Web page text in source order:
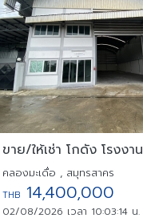
คลองมะเดื่อ , สมุทรสาคร
THB14,400,000
02/08/2026 เวลา 10:03:14 น.